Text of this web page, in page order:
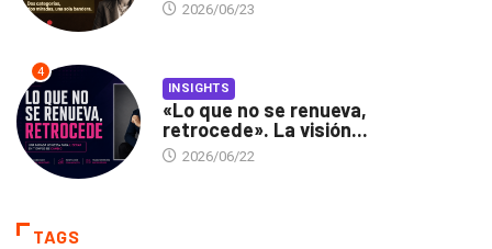
2026/06/23
4
INSIGHTS
«Lo que no se renueva,
retrocede». La visión...
2026/06/22
TAGS